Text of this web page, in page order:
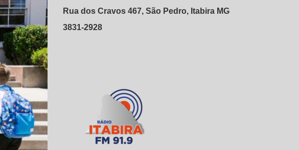
Rua dos Cravos 467, São Pedro, Itabira MG
3831-2928